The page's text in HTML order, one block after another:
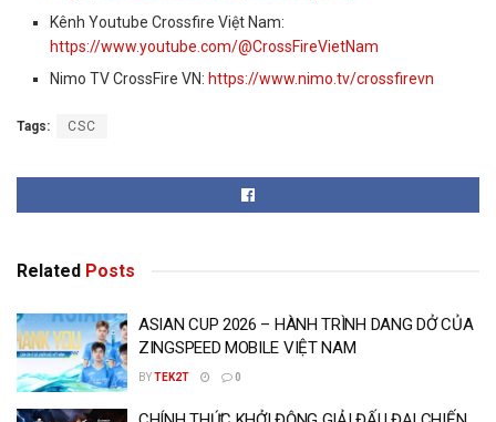
Kênh Youtube Crossfire Việt Nam:
https://www.youtube.com/@CrossFireVietNam
Nimo TV CrossFire VN: https://www.nimo.tv/crossfirevn
Tags: CSC
Related Posts
ASIAN CUP 2026 – HÀNH TRÌNH DANG DỞ CỦA
ZINGSPEED MOBILE VIỆT NAM
BYTEK2T 0